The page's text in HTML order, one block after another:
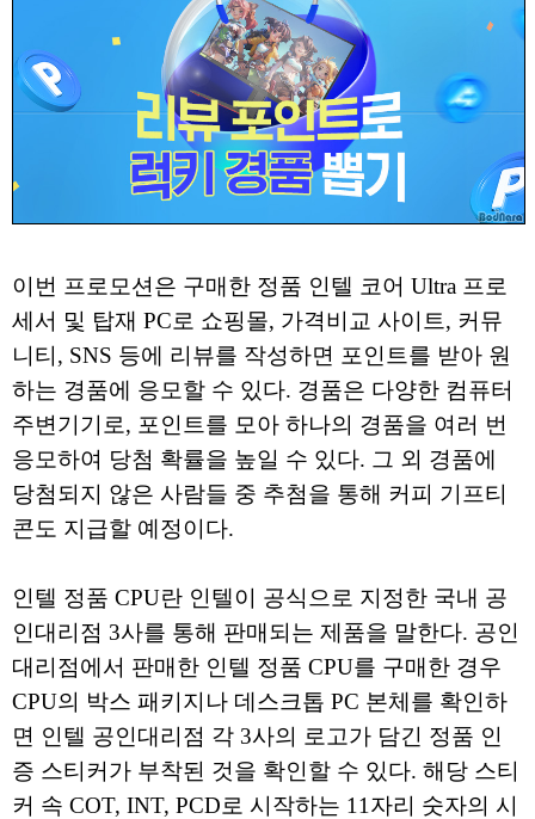
이번 프로모션은 구매한 정품 인텔 코어 Ultra 프로
세서 및 탑재 PC로 쇼핑몰, 가격비교 사이트, 커뮤
니티, SNS 등에 리뷰를 작성하면 포인트를 받아 원
하는 경품에 응모할 수 있다. 경품은 다양한 컴퓨터
주변기기로, 포인트를 모아 하나의 경품을 여러 번
응모하여 당첨 확률을 높일 수 있다. 그 외 경품에
당첨되지 않은 사람들 중 추첨을 통해 커피 기프티
콘도 지급할 예정이다.
인텔 정품 CPU란 인텔이 공식으로 지정한 국내 공
인대리점 3사를 통해 판매되는 제품을 말한다. 공인
대리점에서 판매한 인텔 정품 CPU를 구매한 경우
CPU의 박스 패키지나 데스크톱 PC 본체를 확인하
면 인텔 공인대리점 각 3사의 로고가 담긴 정품 인
증 스티커가 부착된 것을 확인할 수 있다. 해당 스티
커 속 COT, INT, PCD로 시작하는 11자리 숫자의 시